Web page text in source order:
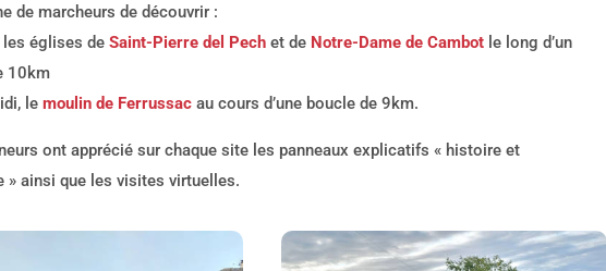
de marcheurs de découvrir :
églises de Saint-Pierre del Pechet de Notre-Dame de Cambotle long d’un
10km
le moulin de Ferrussacau cours d’une boucle de 9km.
ont apprécié sur chaque site les panneaux explicatifs « histoire et
» ainsi que les visites virtuelles.